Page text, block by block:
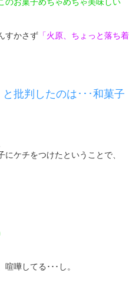
すかさず 「火原、ちょっと落ち着
と批判したのは･･･和菓子
ケチをつけたということで、
嘩してる･･･し。